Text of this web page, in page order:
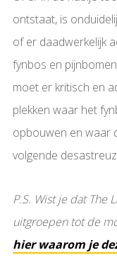
ontstaat, is
of er daadwerkelijk
fynbos en
moet er kritisch en
plekken waar het
opbouwen en waar
volgende
P.S. Wist je dat The
uitgroepen tot de
hier waarom je